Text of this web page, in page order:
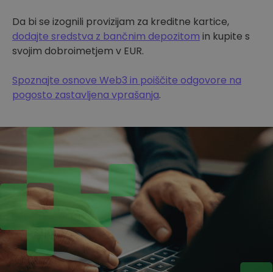
Da bi se izognili provizijam za kreditne kartice,
dodajte sredstva z bančnim depozitom in kupite s
svojim dobroimetjem v EUR.
Spoznajte osnove Web3 in poiščite odgovore na
pogosto zastavljena vprašanja.